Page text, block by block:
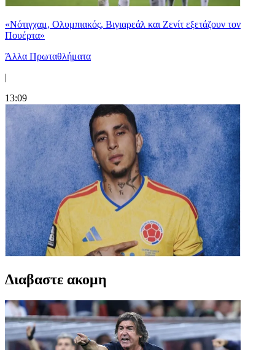
«Νότιγχαμ, Ολυμπιακός, Βιγιαρεάλ και Ζενίτ εξετάζουν τον
Πουέρτα»
Άλλα Πρωταθλήματα
|
13:09
Διαβαστε ακομη